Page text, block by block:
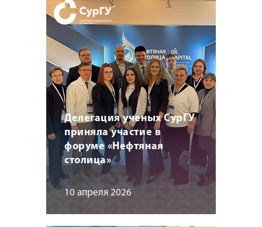
Делегация ученых СурГУ
приняла участие в
форуме «Нефтяная
столица»
10 апреля 2026